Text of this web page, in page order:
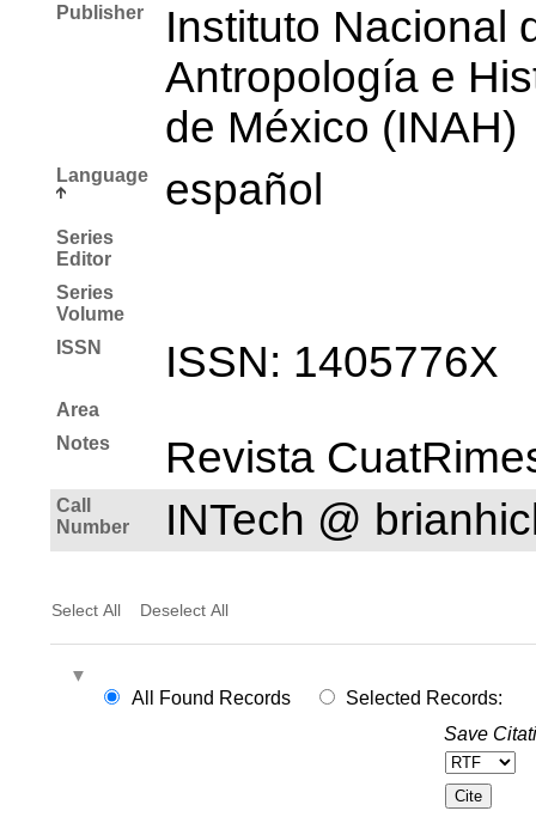
Publisher
Instituto Nacional
Antropología e
de México (INAH)
Language español
Series
Editor
Series
Volume
ISSN
ISSN: 1405­776X
Area
Notes
Revista
Call
Number
INTech @
Select All Deselect All
All Found Records
Selected Records:
Save